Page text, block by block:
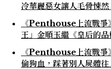
冷華麗惡女讓人毛骨悚然
《Penthouse上流戰爭
王」金順玉繼《皇后的品
《Penthouse上流戰爭
倫狗血，踩著別人屍體往